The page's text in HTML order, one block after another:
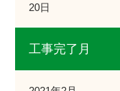
20日
工事完了月